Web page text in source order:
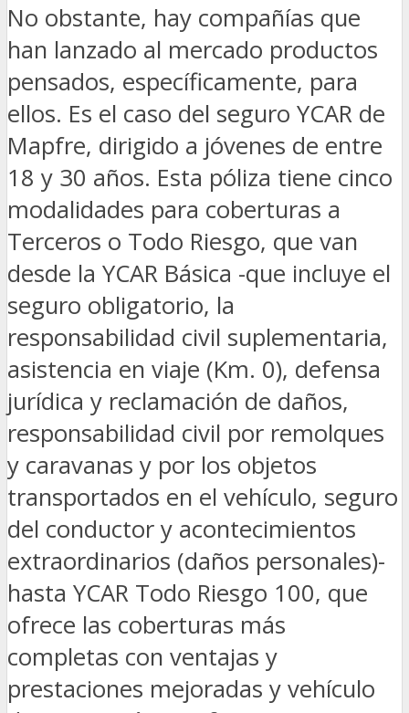
No obstante, hay compañías que
han lanzado al mercado productos
pensados, específicamente, para
ellos. Es el caso del seguro YCAR de
Mapfre, dirigido a jóvenes de entre
18 y 30 años. Esta póliza tiene cinco
modalidades para coberturas a
Terceros o Todo Riesgo, que van
desde la YCAR Básica -que incluye el
seguro obligatorio, la
responsabilidad civil suplementaria,
asistencia en viaje (Km. 0), defensa
jurídica y reclamación de daños,
responsabilidad civil por remolques
y caravanas y por los objetos
transportados en el vehículo, seguro
del conductor y acontecimientos
extraordinarios (daños personales)-
hasta YCAR Todo Riesgo 100, que
ofrece las coberturas más
completas con ventajas y
prestaciones mejoradas y vehículo